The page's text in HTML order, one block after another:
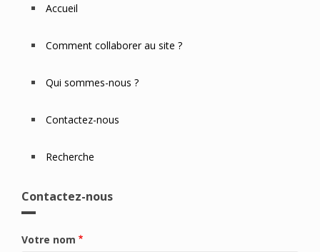
FooterAccueil
Comment collaborer au site ?
Qui sommes-nous ?
Contactez-nous
Recherche
Contactez-nous
Votre nom